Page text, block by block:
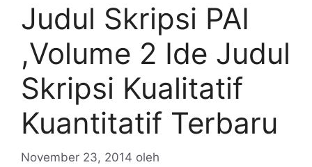
Judul Skripsi PAI
,Volume 2 Ide Judul
Skripsi Kualitatif
Kuantitatif Terbaru
November 23, 2014 oleh